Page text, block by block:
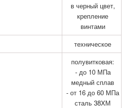
в черный цвет,
крепление
винтами
техническое
полувитковая:
- до 10 МПа
медный сплав
- от 16 до 60 МПа
сталь 38XМ